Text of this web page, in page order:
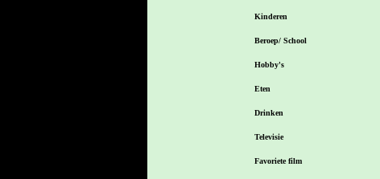
Kinderen
Beroep/ School
Hobby's
Eten
Drinken
Televisie
Favoriete film